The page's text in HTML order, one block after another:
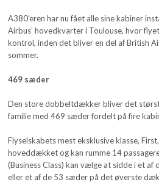
A380’eren har nu fået alle sine kabiner
Airbus’ hovedkvarter i Toulouse, hvor
kontrol, inden det bliver en del af British
sommer.
469 sæder
Den store dobbeltdækker bliver det
familie med 469 sæder fordelt på fire
Flyselskabets mest eksklusive klasse,
hoveddækket og kan rumme 14
(Business Class) kan vælge at sidde i et
eller et af de 53 sæder på det øverste